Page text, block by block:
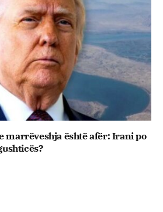
marrëveshja është afër: Irani po